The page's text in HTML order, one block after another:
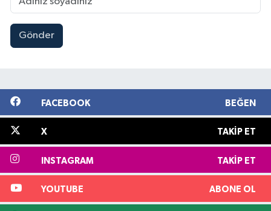
Gönder
FACEBOOK BEĞEN
X TAKIP ET
INSTAGRAM TAKIP ET
YOUTUBE ABONE OL